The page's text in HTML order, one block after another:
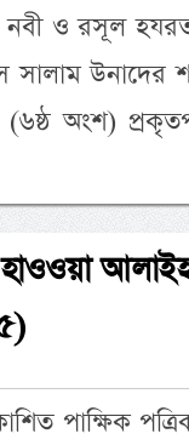
নবী ও রসূল
উনাদের
অংশ)
পাক্ষিক